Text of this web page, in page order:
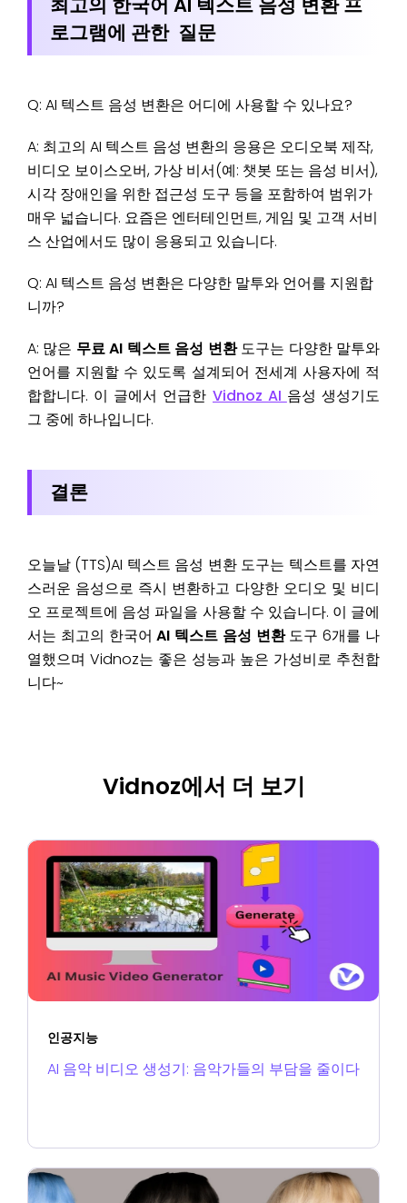
로그램에 관한 질문
Q: AI 텍스트 음성 변환은 어디에 사용할 수 있나요?
A: 최고의 AI 텍스트 음성 변환의 응용은 오디오북 제작,
비디오 보이스오버, 가상 비서(예: 챗봇 또는 음성 비서),
시각 장애인을 위한 접근성 도구 등을 포함하여 범위가
매우 넓습니다. 요즘은 엔터테인먼트, 게임 및 고객 서비
스 산업에서도 많이 응용되고 있습니다.
Q: AI 텍스트 음성 변환은 다양한 말투와 언어를 지원합
니까?
A: 많은 무료 AI 텍스트 음성 변환도구는 다양한 말투와
언어를 지원할 수 있도록 설계되어 전세계 사용자에 적
합합니다. 이 글에서 언급한 Vidnoz AI 음성 생성기도
그 중에 하나입니다.
결론
오늘날 (TTS)AI 텍스트 음성 변환 도구는 텍스트를 자연
스러운 음성으로 즉시 변환하고 다양한 오디오 및 비디
오 프로젝트에 음성 파일을 사용할 수 있습니다. 이 글에
서는 최고의 한국어AI 텍스트 음성 변환도구 6개를 나
열했으며 Vidnoz는 좋은 성능과 높은 가성비로 추천합
니다~
Vidnoz에서 더 보기
인공지능
AI 음악 비디오 생성기: 음악가들의 부담을 줄이다